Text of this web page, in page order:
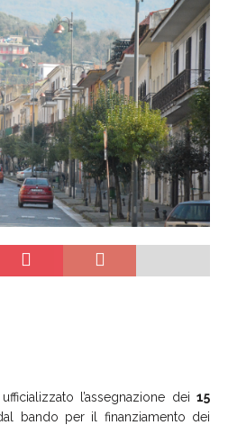
l’assegnazione dei 15
bando per il finanziamento dei